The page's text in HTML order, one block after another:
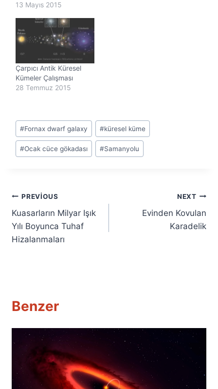
13 Mayıs 2015
Çarpıcı Antik Küresel
Kümeler Çalışması
28 Temmuz 2015
Post
Tags:
#Fornax dwarf galaxy #küresel küme
#Ocak cüce gökadası #Samanyolu
Yazı
gezinmesi
PREVIOUS
Kuasarların Milyar Işık
Yılı Boyunca Tuhaf
Hizalanmaları
NEXT
Evinden Kovulan
Karadelik
Benzer